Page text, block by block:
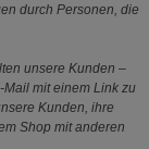
durch Personen, die
unsere Kunden –
mit einem Link zu
Kunden, ihre
Shop mit anderen